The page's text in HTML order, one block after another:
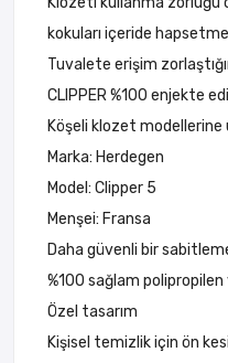
kokuları içeride
Tuvalete erişim
CLIPPER %100 enjekte
Köşeli klozet
Marka: Herdegen
Model: Clipper 5
Menşei: Fransa
Daha güvenli bir
%100 sağlam polipropilen
Özel tasarım
Kişisel temizlik için ön